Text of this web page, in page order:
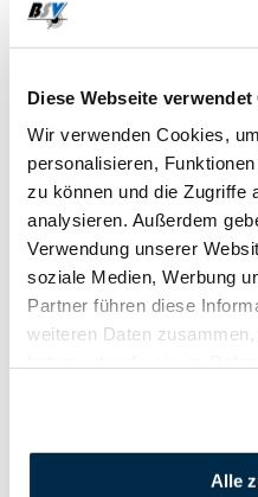
Diese Webseite verwendet
Wir verwenden Cookies,
personalisieren,
zu können und die Zugriffe
analysieren. Außerdem
Verwendung unserer
soziale Medien, Werbung
Partner führen diese
weiteren Daten
Alle
Ramon Crameri
7205 Zizers
Mobile: 078 614 21 91
crameri-
DOWNLOADS